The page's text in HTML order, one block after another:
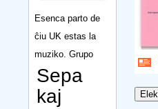
Esenca parto de
ĉiu UK estas la
muziko. Grupo
Sepa
kaj